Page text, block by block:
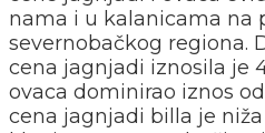
nama i u kalanicama na
severnobačkog regiona.
cena jagnjadi iznosila je
ovaca dominirao iznos
cena jagnjadi billa je